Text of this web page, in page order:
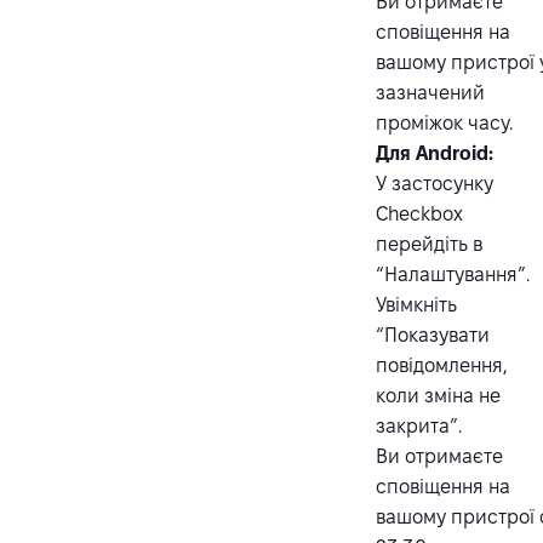
сповіщення на
вашому пристрої
зазначений
проміжок часу.
Для Android:
У застосунку
Checkbox
перейдіть в
“Налаштування”.
Увімкніть
“Показувати
повідомлення,
коли зміна не
закрита”.
Ви отримаєте
сповіщення на
вашому пристрої